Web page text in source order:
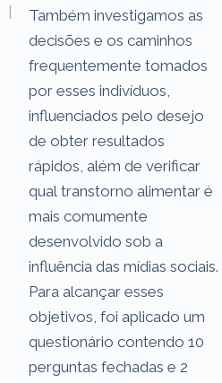
|
Também investigamos as
decisões e os caminhos
frequentemente tomados
por esses indivíduos,
influenciados pelo desejo
de obter resultados
rápidos, além de verificar
qual transtorno alimentar é
mais comumente
desenvolvido sob a
influência das mídias sociais.
Para alcançar esses
objetivos, foi aplicado um
questionário contendo 10
perguntas fechadas e 2